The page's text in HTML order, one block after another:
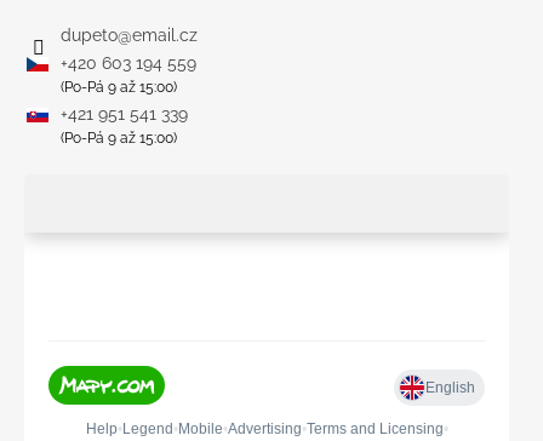
dupeto@email.cz
+420 603 194 559
(Po-Pá 9 až 15:00)
+421 951 541 339
(Po-Pá 9 až 15:00)